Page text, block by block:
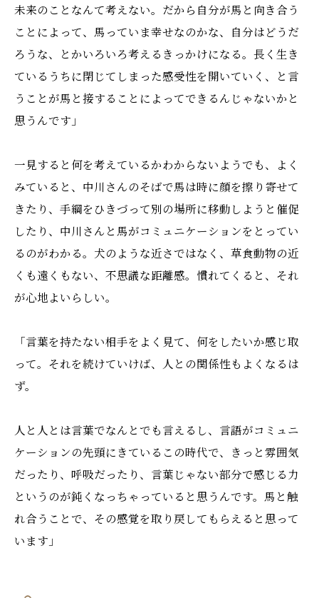
未来のことなんて考えない。だから自分が馬と向き合う
ことによって、馬っていま幸せなのかな、自分はどうだ
ろうな、とかいろいろ考えるきっかけになる。長く生き
ているうちに閉じてしまった感受性を開いていく、と言
うことが馬と接することによってできるんじゃないかと
思うんです」
一見すると何を考えているかわからないようでも、よく
みていると、中川さんのそばで馬は時に顔を擦り寄せて
きたり、手綱をひきづって別の場所に移動しようと催促
したり、中川さんと馬がコミュニケーションをとってい
るのがわかる。犬のような近さではなく、草食動物の近
くも遠くもない、不思議な距離感。慣れてくると、それ
が心地よいらしい。
「言葉を持たない相手をよく見て、何をしたいか感じ取
って。それを続けていけば、人との関係性もよくなるは
ず。
人と人とは言葉でなんとでも言えるし、言語がコミュニ
ケーションの先頭にきているこの時代で、きっと雰囲気
だったり、呼吸だったり、言葉じゃない部分で感じる力
というのが鈍くなっちゃっていると思うんです。馬と触
れ合うことで、その感覚を取り戻してもらえると思って
います」